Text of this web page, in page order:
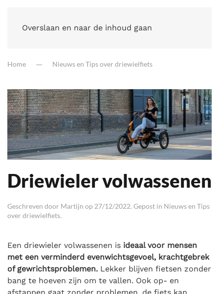
Overslaan en naar de inhoud gaan
Home Nieuws en Tips over driewielfiets
Driewieler volwassenen
Geschreven door Martijn op 27/12/2022. Gepost in Nieuws en Tips
over driewielfiets.
Een driewieler volwassenen is ideaal voor mensen
met een verminderd evenwichtsgevoel, krachtgebrek
of gewrichtsproblemen. Lekker blijven fietsen zonder
bang te hoeven zijn om te vallen. Ook op- en